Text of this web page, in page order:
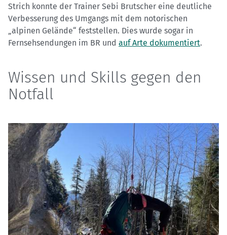
Strich konnte der Trainer Sebi Brutscher eine deutliche
Verbesserung des Umgangs mit dem notorischen
„alpinen Gelände“ feststellen. Dies wurde sogar in
Fernsehsendungen im BR und auf Arte dokumentiert.
Wissen und Skills gegen den
Notfall